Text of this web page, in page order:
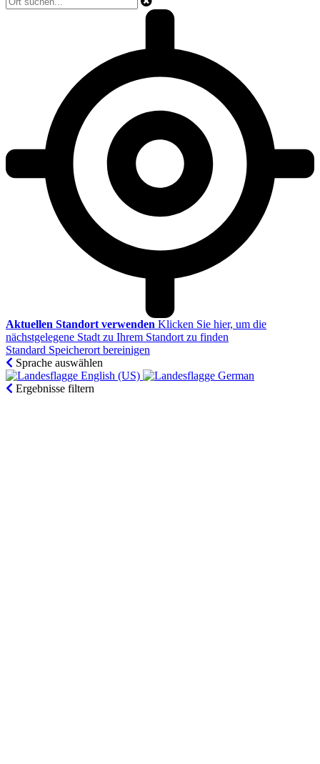
Aktuellen Standort verwenden Klicken Sie hier, um die
nächstgelegene Stadt zu Ihrem Standort zu finden
Standard Speicherort bereinigen
Sprache auswählen
English (US)‎
German‎
Ergebnisse filtern